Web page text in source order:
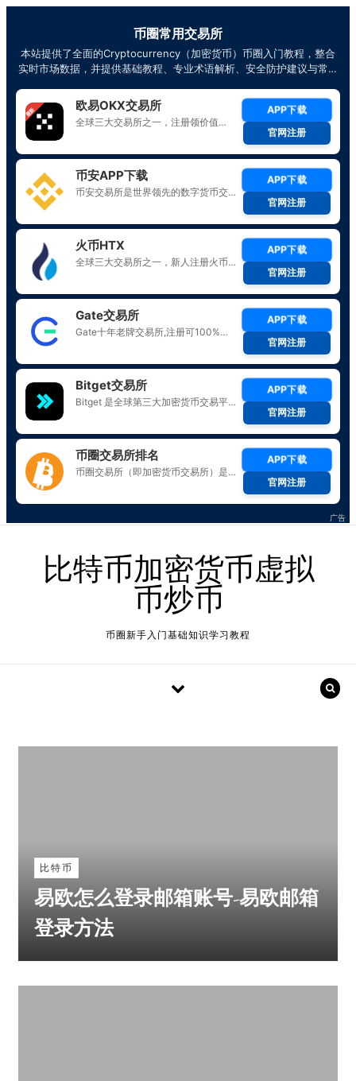
比特币加密货币虚拟
币炒币
币圈新手入门基础知识学习教程
比特币
易欧怎么登录邮箱账号-易欧邮箱
登录方法